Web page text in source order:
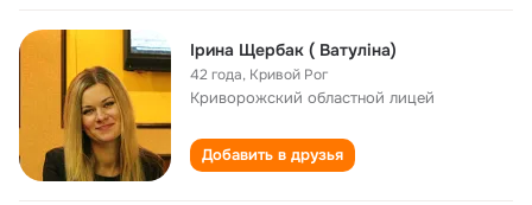
Ірина Щербак ( Ватуліна)
42 года, Кривой Рог
Криворожский областной лицей
Добавить в друзья